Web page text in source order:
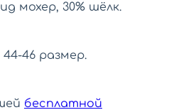
мохер, 30% шёлк.
46 размер.
бесплатной